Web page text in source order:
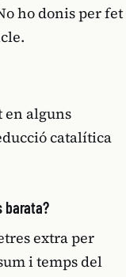
ho donis per fet
en alguns
catalítica
barata?
extra per
i temps del